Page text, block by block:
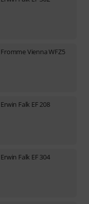
Fromme Vienna WFZ5
Erwin Falk EF 208
Erwin Falk EF 304